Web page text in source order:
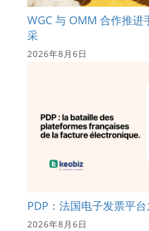
WGC 与 OMM 合作推进
采
2026年8月6日
PDP：法国电子发票平
2026年8月6日